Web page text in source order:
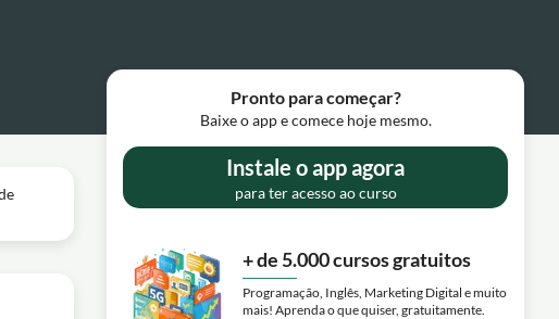
Pronto para começar?
Baixe o app e comece hoje mesmo.
Instale o app agora
para ter acesso ao curso
+ de 5.000 cursos gratuitos
Programação, Inglês, Marketing Digital e muito
mais! Aprenda o que quiser, gratuitamente.